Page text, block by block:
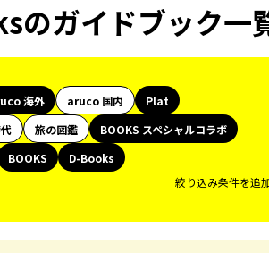
のガイドブック一
海外 aruco 国内
Plat
旅の図鑑
BOOKS スペシャルコラボ
BOOKS
D-Books
絞り込み条件を追